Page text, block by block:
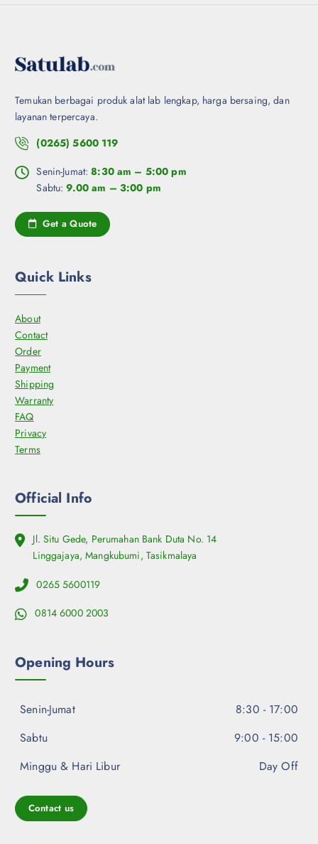
Temukan berbagai produk alat lab lengkap, harga bersaing, dan
layanan terpercaya.
(0265) 5600 119
Senin-Jumat:8:30 am – 5:00 pm
Sabtu:9.00 am – 3:00 pm
Get a Quote
Quick Links
About
Contact
Order
Payment
Shipping
Warranty
FAQ
Privacy
Terms
Official Info
Jl. Situ Gede, Perumahan Bank Duta No. 14
Linggajaya, Mangkubumi, Tasikmalaya
0265 5600119
0814 6000 2003
Opening Hours
Senin-Jumat
8:30 - 17:00
Sabtu
9:00 - 15:00
Minggu & Hari Libur
Day Off
Contact us